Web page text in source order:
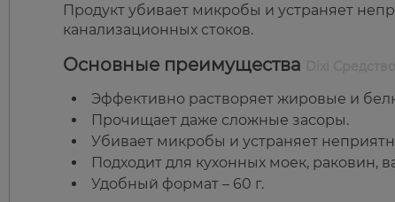
Продукт убивает микробы и устраняет
канализационных стоков.
Основные преимущества
Эффективно растворяет жировые и
Прочищает даже сложные засоры.
Убивает микробы и устраняет
Подходит для кухонных моек, раковин,
Удобный формат – 60 г.